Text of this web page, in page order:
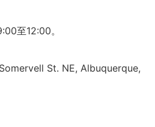
至12:00。
St. NE, Albuquerque,